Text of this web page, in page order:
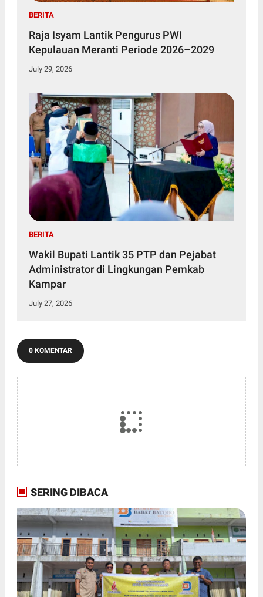
BERITA
Raja Isyam Lantik Pengurus PWI
Kepulauan Meranti Periode 2026–2029
July 29, 2026
BERITA
Wakil Bupati Lantik 35 PTP dan Pejabat
Administrator di Lingkungan Pemkab
Kampar
July 27, 2026
0 KOMENTAR
SERING DIBACA